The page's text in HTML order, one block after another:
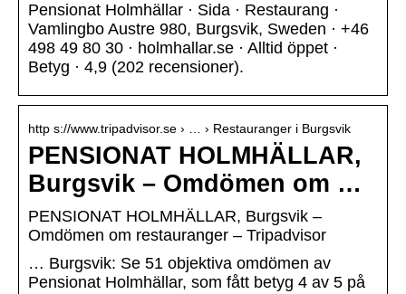
Pensionat Holmhällar · Sida · Restaurang ·
Vamlingbo Austre 980, Burgsvik, Sweden · +46
498 49 80 30 · holmhallar.se · Alltid öppet ·
Betyg · 4,9 (202 recensioner).
http s://www.tripadvisor.se › … › Restauranger i Burgsvik
PENSIONAT HOLMHÄLLAR,
Burgsvik – Omdömen om …
PENSIONAT HOLMHÄLLAR, Burgsvik –
Omdömen om restauranger – Tripadvisor
… Burgsvik: Se 51 objektiva omdömen av
Pensionat Holmhällar, som fått betyg 4 av 5 på